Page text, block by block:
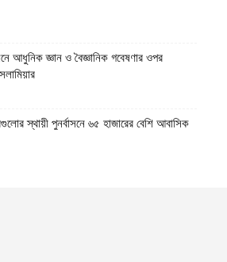
আধুনিক জ্ঞান ও বৈজ্ঞানিক গবেষণার ওপর
স্থায়ী পুনর্বাসনে ৬৫ হাজারের বেশি আবাসিক